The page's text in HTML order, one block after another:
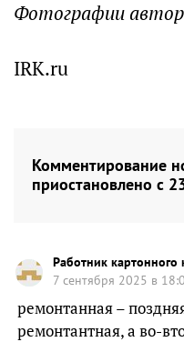
Фотографии
IRK.ru
Комментирование
приостановлено с
Работник картонного
7 сентября 2025 в
ремонтанная –
ремонтантная, а во-